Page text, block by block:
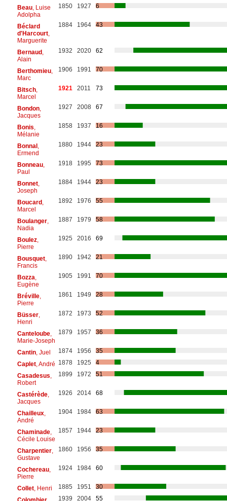
Beau, Luise
Adolpha
1850 1927 6
Béclard
d'Harcourt,
Marguerite
1884 1964 43
Bernaud,
Alain
1932 2020 62
Berthomieu,
Marc
1906 1991 70
Bitsch,
Marcel
1921 2011 73
Bondon,
Jacques
1927 2008 67
Bonis
Mélanie
1858 1937 16
Bonnal,
Ermend
1880 1944 23
Bonneau,
Paul
1918 1995 73
Bonnet,
Joseph
1884 1944 23
Boucard,
Marcel
1892 1976 55
Boulanger,
Nadia
1887 1979 58
Boulez,
Pierre
1925 2016 69
Bousquet,
Francis
1890 1942 21
Bozza
Eugène
1905 1991 70
Bréville,
Pierre
1861 1949 28
Büsser,
Henri
1872 1973 52
Canteloube,
Marie-Joseph
1879 1957 36
Cantin, Juel 1874 1956
35
Caplet, André 1878 1925
4
Casadesus
Robert
1899 1972 51
Castérède,
Jacques
1926 2014 68
Chailleux,
André
1904 1984 63
Chaminade,
Cécile Louise
1857 1944 23
Charpentier,
Gustave
1860 1956 35
Cochereau,
Pierre
1924 1984 60
Collet, Henri 1885 1951
30
1939 2004 55